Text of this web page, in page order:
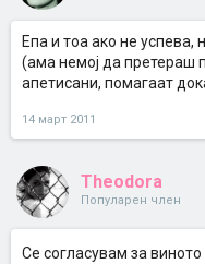
Епа и тоа ако не успева,
(ама немој да претераш
апетисани, помагаат
14 март 2011
Theodora
Популарен член
Се согласувам за виното